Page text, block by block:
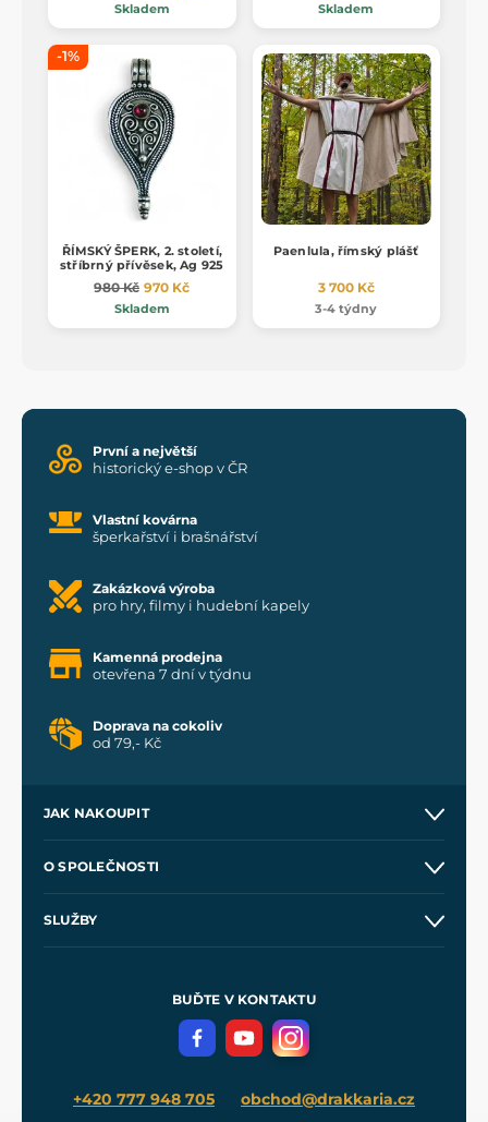
Skladem Skladem
-1%
ŘÍMSKÝ ŠPERK, 2. století,
stříbrný přívěsek, Ag 925
980 Kč 970 Kč
Skladem
Paenlula, římský plášť
3 700 Kč
3-4 týdny
První a největší
historický e-shop v ČR
Vlastní kovárna
šperkařství i brašnářství
Zakázková výroba
pro hry, filmy i hudební kapely
Kamenná prodejna
otevřena 7 dní v týdnu
Doprava na cokoliv
od 79,- Kč
JAK NAKOUPIT
Velkoobchod
O SPOLEČNOSTI
SLUŽBY
Meče pro Kingdom Come
BUĎTE V KONTAKTU
+420 777 948 705 obchod@drakkaria.cz